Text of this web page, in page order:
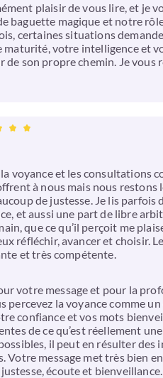
plaisir de vous lire, et je
baguette magique et notre
certaines situations
maturité, votre intelligence et
de son propre chemin. Je
voyance et les consultations
à nous mais nous
de justesse. Je lis
et aussi une part de libre
que ce qu’il perçoit me
réfléchir, avancer et choisir.
et très compétente.
votre message et pour la
percevez la voyance comme
confiance et vos mots
de ce qu’est réellement
il peut en résulter
Votre message met très bien
écoute et bienveillance.